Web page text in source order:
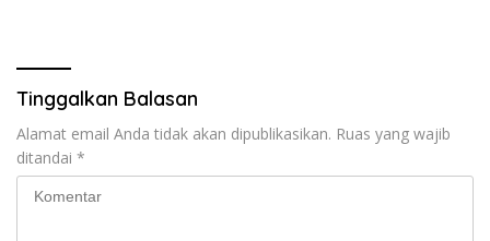
Tinggalkan Balasan
Alamat email Anda tidak akan dipublikasikan. Ruas yang wajib
ditandai *